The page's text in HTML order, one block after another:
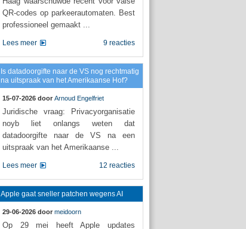
QR-codes op parkeerautomaten. Best
professioneel gemaakt ...
9 reacties
Lees meer
Is datadoorgifte naar de VS nog rechtmatig
na uitspraak van het Amerikaanse Hof?
15-07-2026 door Arnoud Engelfriet
Juridische vraag: Privacyorganisatie
noyb liet onlangs weten dat
datadoorgifte naar de VS na een
uitspraak van het Amerikaanse ...
12 reacties
Lees meer
Apple gaat sneller patchen wegens AI
29-06-2026 door meidoorn
Op 29 mei heeft Apple updates